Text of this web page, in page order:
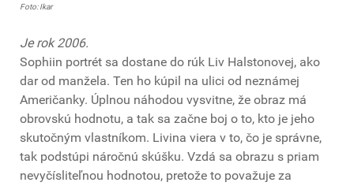
Foto: Ikar
Je rok 2006.
Sophiin portrét sa dostane do rúk Liv Halstonovej, ako
dar od manžela. Ten ho kúpil na ulici od neznámej
Američanky. Úplnou náhodou vysvitne, že obraz má
obrovskú hodnotu, a tak sa začne boj o to, kto je jeho
skutočným vlastníkom. Livina viera v to, čo je správne,
tak podstúpi náročnú skúšku. Vzdá sa obrazu s priam
nevyčísliteľnou hodnotou, pretože to považuje za